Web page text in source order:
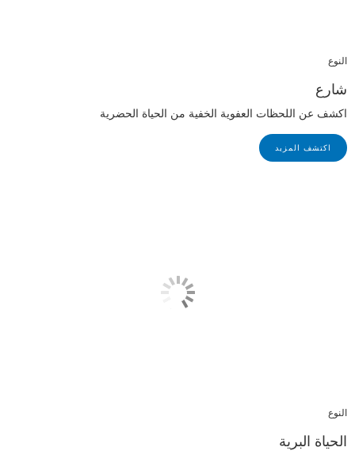
النوع
شارع
اكشف عن اللحظات العفوية الخفية من الحياة الحضرية
اكتشف المزيد
النوع
الحياة البرية